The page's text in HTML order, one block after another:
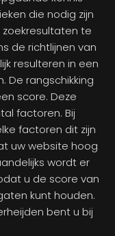
die nodig zijn
te
de richtlijnen van
resulteren in een
De rangschikking
score. Deze
factoren. Bij
factoren dit zijn
uw website hoog
wordt er
u de score van
kunt houden.
bent u bij